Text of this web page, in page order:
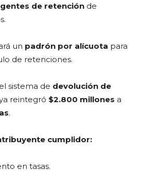
de retención de
un padrón por alícuota para
de retenciones.
sistema de devolución de
reintegró $2.800 millones a
.
cumplidor:
en tasas.